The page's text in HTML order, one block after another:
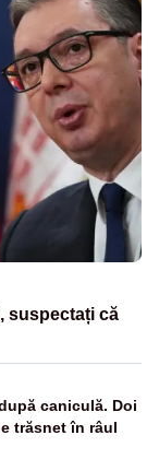
suspectați că
caniculă. Doi
trăsnet în râul